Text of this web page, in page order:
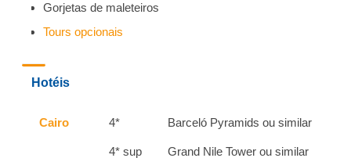
Gorjetas de maleteiros
Tours opcionais
Hotéis
Cairo 4* Barceló Pyramids ou similar
4* sup Grand Nile Tower ou similar